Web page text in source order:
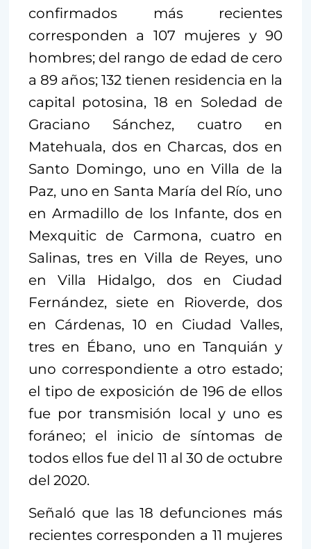
confirmados más recientes
corresponden a 107 mujeres y 90
hombres; del rango de edad de cero
a 89 años; 132 tienen residencia en la
capital potosina, 18 en Soledad de
Graciano Sánchez, cuatro en
Matehuala, dos en Charcas, dos en
Santo Domingo, uno en Villa de la
Paz, uno en Santa María del Río, uno
en Armadillo de los Infante, dos en
Mexquitic de Carmona, cuatro en
Salinas, tres en Villa de Reyes, uno
en Villa Hidalgo, dos en Ciudad
Fernández, siete en Rioverde, dos
en Cárdenas, 10 en Ciudad Valles,
tres en Ébano, uno en Tanquián y
uno correspondiente a otro estado;
el tipo de exposición de 196 de ellos
fue por transmisión local y uno es
foráneo; el inicio de síntomas de
todos ellos fue del 11 al 30 de octubre
del 2020.
Señaló que las 18 defunciones más
recientes corresponden a 11 mujeres